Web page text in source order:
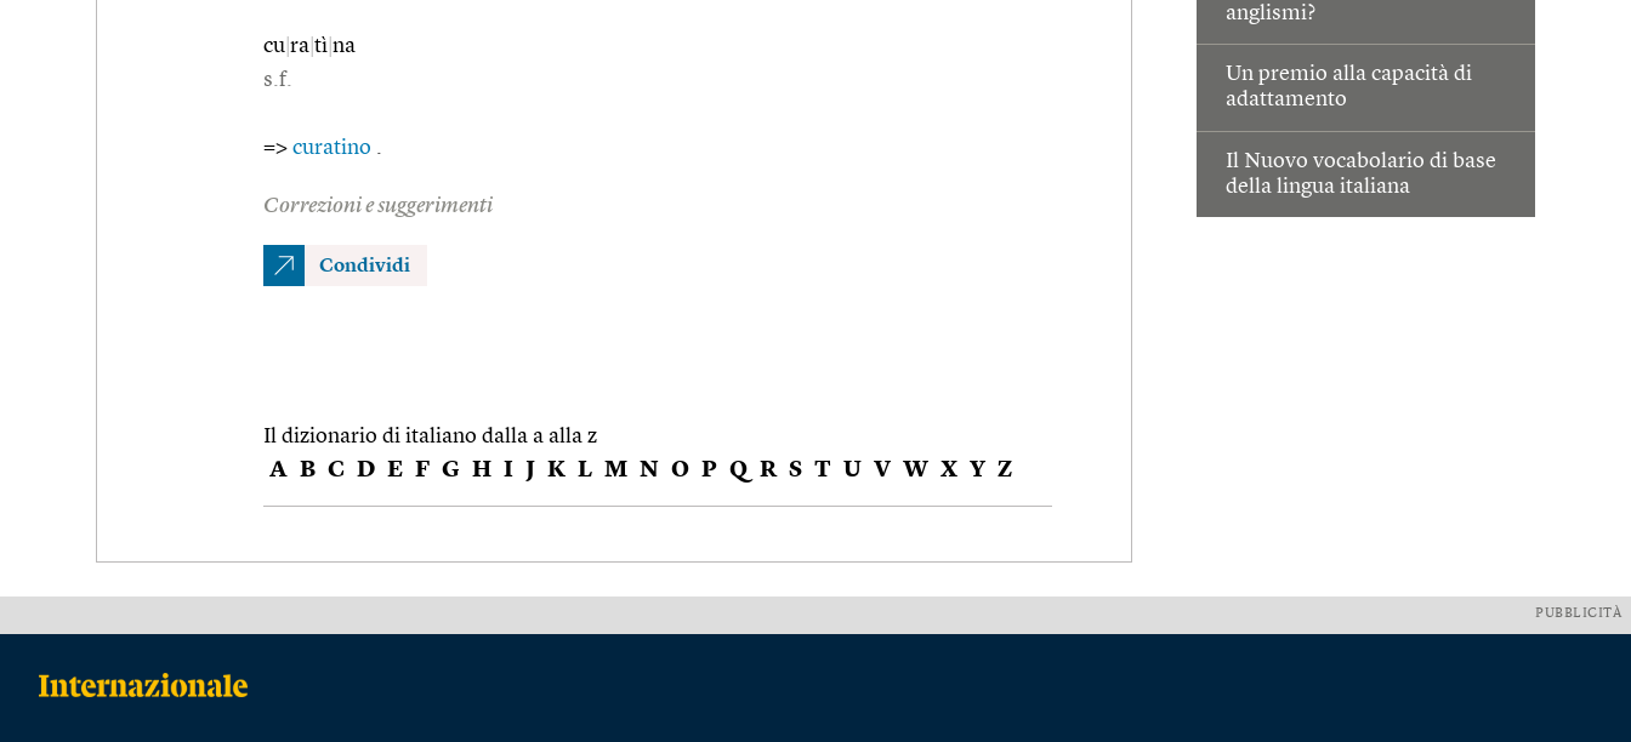
anglismi?
Un premio alla capacità di
adattamento
Il Nuovo vocabolario di base
della lingua italiana
cu ra tì na
s.f.
=> curatino .
Correzioni e suggerimenti
Condividi
Il dizionario di italiano dalla a alla z
A B C D E F G H I J K L M N O P Q R S T U V W X Y Z
PUBBLICITÀ